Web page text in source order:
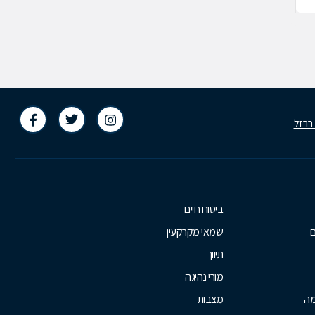
ביטוח חיים
שמאי מקרקעין
תיווך
מורי נהיגה
מצבות